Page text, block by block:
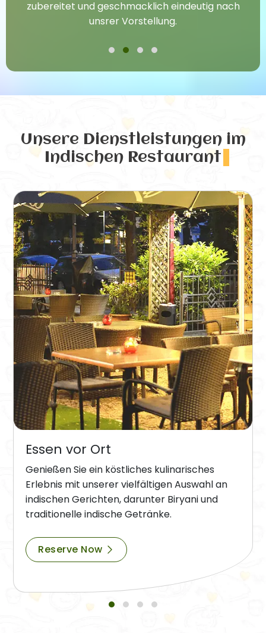
zubereitet und geschmacklich eindeutig nach
unsrer Vorstellung.
Unsere Dienstleistungen im
Indischen Restaurant
Essen vor Ort
Genießen Sie ein köstliches kulinarisches
Erlebnis mit unserer vielfältigen Auswahl an
indischen Gerichten, darunter Biryani und
traditionelle indische Getränke.
Reserve Now